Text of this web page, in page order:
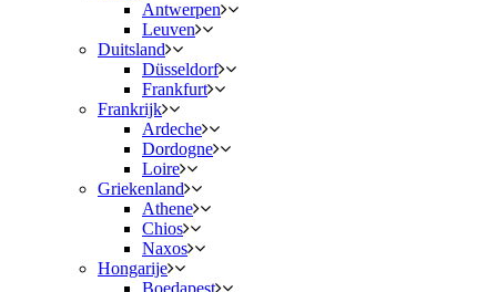
Antwerpen
Leuven
Duitsland
Düsseldorf
Frankfurt
Frankrijk
Ardeche
Dordogne
Loire
Griekenland
Athene
Chios
Naxos
Hongarije